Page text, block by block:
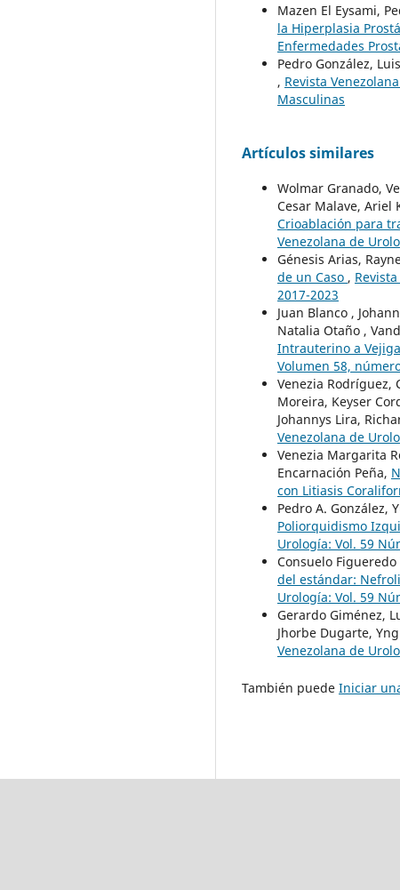
Mazen El Eysami,
la Hiperplasia
Enfermedades
Pedro González,
, Revista
Masculinas
Artículos similares
Wolmar Granado,
Cesar Malave, Ariel
Crioablación para
Venezolana de
Génesis Arias,
de un Caso ,
2017-2023
Juan Blanco ,
Natalia Otaño ,
Intrauterino a
Volumen 58,
Venezia Rodríguez,
Moreira, Keyser
Johannys Lira,
Venezolana de
Venezia Margarita
Encarnación Peña,
con Litiasis
Pedro A. González,
Poliorquidismo
Urología: Vol. 59
Consuelo
del estándar:
Urología: Vol. 59
Gerardo Giménez,
Jhorbe Dugarte,
Venezolana de
También puede Iniciar